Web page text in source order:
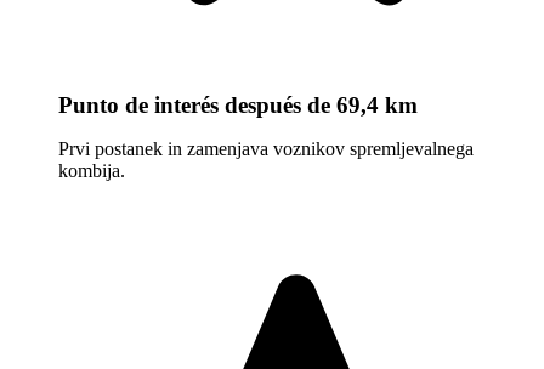
Punto de interés después de 69,4 km
Prvi postanek in zamenjava voznikov spremljevalnega
kombija.